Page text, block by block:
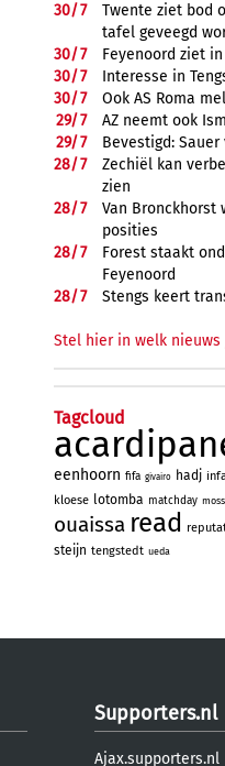
30/7
Twente ziet bod
tafel geveegd
30/7
Feyenoord ziet
30/7
Interesse in
30/7
Ook AS Roma
29/7
AZ neemt ook
29/7
Bevestigd:
28/7
Zechiël kan
zien
28/7
Van Bronckhorst
posities
28/7
Forest staakt
Feyenoord
28/7 Stengs keert
Stel hier in welk
Tagcloud
eenhoorn fifa givairo hadj
kloese lotomba matchday
ouaissa read
steijn tengstedt ueda
Supporters.nl
Ajax.supporters.nl